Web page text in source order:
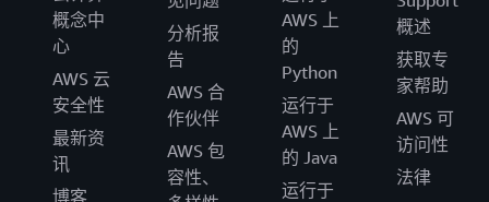
概念中
心
AWS 云
安全性
最新资
讯
博客
分析报
告
AWS 合
作伙伴
AWS 包
容性、
AWS 上
的
Python
运行于
AWS 上
的 Java
运行于
概述
获取专
家帮助
AWS 可
访问性
法律